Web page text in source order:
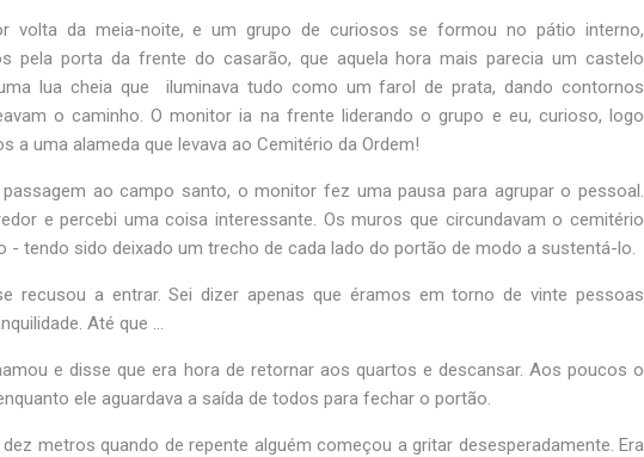
volta da meia-noite, e um grupo de curiosos se formou no pátio interno,
pela porta da frente do casarão, que aquela hora mais parecia um castelo
lua cheia que iluminava tudo como um farol de prata, dando contornos
o caminho. O monitor ia na frente liderando o grupo e eu, curioso, logo
a uma alameda que levava ao Cemitério da Ordem!
ao campo santo, o monitor fez uma pausa para agrupar o pessoal.
e percebi uma coisa interessante. Os muros que circundavam o cemitério
tendo sido deixado um trecho de cada lado do portão de modo a sustentá-lo.
recusou a entrar. Sei dizer apenas que éramos em torno de vinte pessoas
Até que ...
e disse que era hora de retornar aos quartos e descansar. Aos poucos o
ele aguardava a saída de todos para fechar o portão.
metros quando de repente alguém começou a gritar desesperadamente. Era